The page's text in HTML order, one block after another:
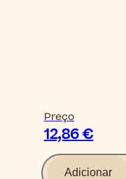
Preço
12,86 €
Adicionar